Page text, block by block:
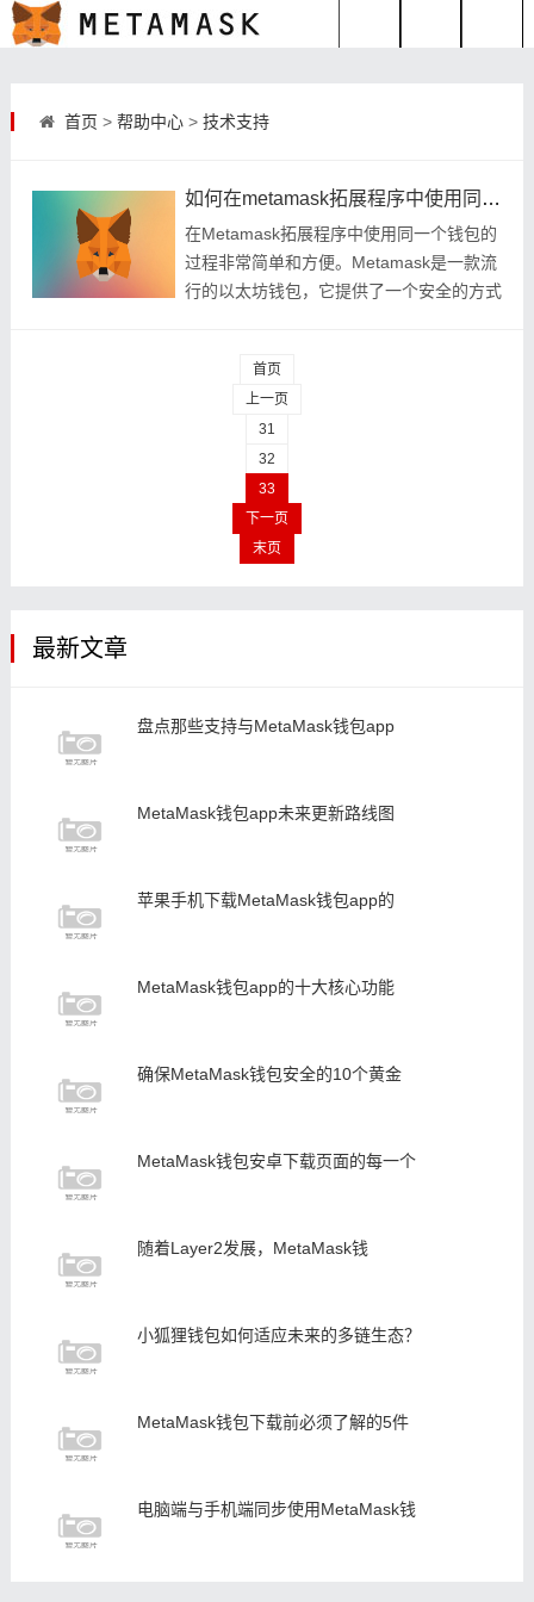
首页 > 帮助中心> 技术支持
如何在metamask拓展程序中使用同一个钱包？
在Metamask拓展程序中使用同一个钱包的
过程非常简单和方便。Metamask是一款流
行的以太坊钱包，它提供了一个安全的方式
首页
上一页
31
32
33
下一页
末页
最新文章
盘点那些支持与MetaMask钱包app
MetaMask钱包app未来更新路线图
苹果手机下载MetaMask钱包app的
MetaMask钱包app的十大核心功能
确保MetaMask钱包安全的10个黄金
MetaMask钱包安卓下载页面的每一个
随着Layer2发展，MetaMask钱
小狐狸钱包如何适应未来的多链生态？
MetaMask钱包下载前必须了解的5件
电脑端与手机端同步使用MetaMask钱